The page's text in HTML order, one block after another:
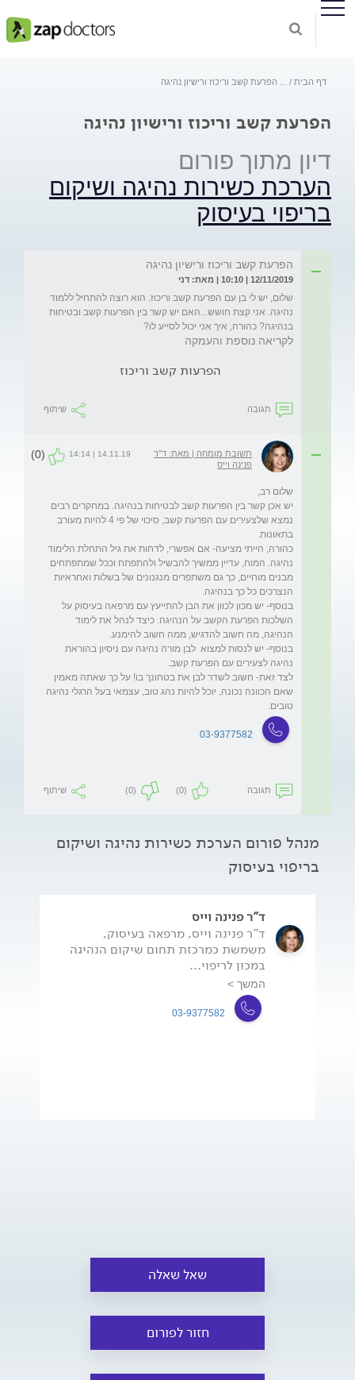
דף הבית הפרעת קשב וריכוז ורישיון נהיגה
הפרעת קשב וריכוז ורישיון נהיגה
דיון מתוך פורום
הערכת כשירות נהיגה ושיקום
בריפוי בעיסוק
הפרעת קשב וריכוז ורישיון נהיגה
12/11/2019 | 10:10 | מאת: דני
שלום, יש לי בן עם הפרעת קשב וריכוז. הוא רוצה להתחיל ללמוד
נהיגה. אני קצת חושש...האם יש קשר בין הפרעות קשב ובטיחות
בנהיגה? כהורה, איך אני יכול לסייע לו?
לקריאה נוספת והעמקה
הפרעות קשב וריכוז
תגובה שיתוף
תשובת מומחה | מאת: ד"ר
פנינה וייס
14.11.19 | 14:14
(0)
יש אכן קשר בין הפרעות קשב לבטיחות בנהיגה. במחקרים רבים
נמצא שלצעירים עם הפרעת קשב, סיכוי של פי 4 להיות מעורב
כהורה, הייתי מציעה- אם אפשרי, לדחות את גיל התחלת הלימוד
נהיגה. המוח, עדיין ממשיך להבשיל ולהתפתח וככל שמתפתחים
מבנים מוחיים, כך גם משתפרים מנגנונים של בשלות ואחראיות
בנוסף- יש מכון לכוון את הבן להתייעץ עם מרפאה בעיסוק על
השלכות הפרעת הקשב על הנהיגה. כיצד לנהל את לימוד
בנוסף- יש לנסות למצוא  לבן מורה נהיגה עם ניסיון בהוראת
לצד זאת- חשוב לשדר לבן את בטחונך בו! על כך שאתה מאמין
שאם הכוונה נכונה, יוכל להיות נהג טוב, עצמאי בעל הרגלי נהיגה
טובים.
03-9377582
תגובה (0)
(0) שיתוף
מנהל פורום הערכת כשירות נהיגה ושיקום
בריפוי בעיסוק
ד"ר פנינה וייס
ד"ר פנינה וייס, מרפאה בעיסוק,
משמשת כמרכזת תחום שיקום הנהיגה
במכון לריפוי...
המשך >
03-9377582
שאל שאלה
חזור לפורום